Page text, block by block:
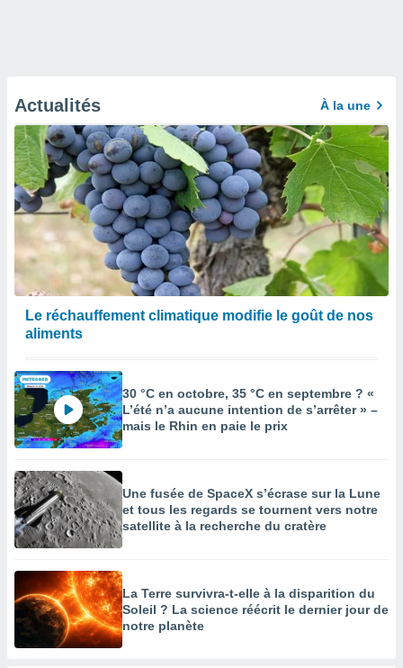
Actualités À la une
Le réchauffement climatique modifie le goût de nos
aliments
30 °C en octobre, 35 °C en septembre ? «
L’été n’a aucune intention de s’arrêter » –
mais le Rhin en paie le prix
Une fusée de SpaceX s’écrase sur la Lune
et tous les regards se tournent vers notre
satellite à la recherche du cratère
La Terre survivra-t-elle à la disparition du
Soleil ? La science réécrit le dernier jour de
notre planète